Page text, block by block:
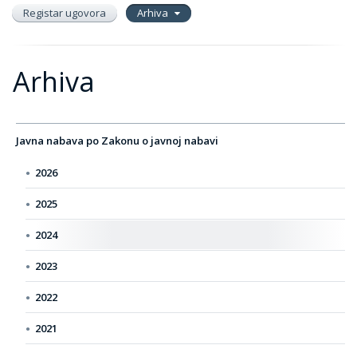
Registar ugovora
Arhiva
Arhiva
Javna nabava po Zakonu o javnoj nabavi
2026
2025
2024
2023
2022
2021